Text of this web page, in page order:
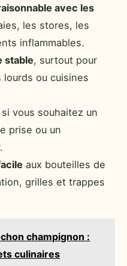
avec les
les stores, les
inflammables.
stable, surtout pour
lourds ou cuisines
si vous souhaitez un
prise ou un
aux bouteilles de
grilles et trappes
champignon :
culinaires